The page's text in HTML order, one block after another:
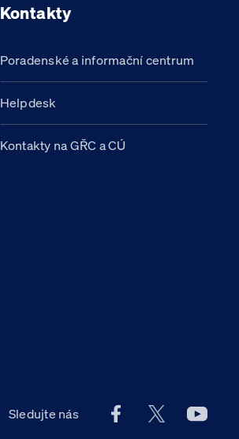
Kontakty
Poradenské a informační centrum
Helpdesk
Kontakty na GŘC a CÚ
Sledujte nás Facebook účet
X účet